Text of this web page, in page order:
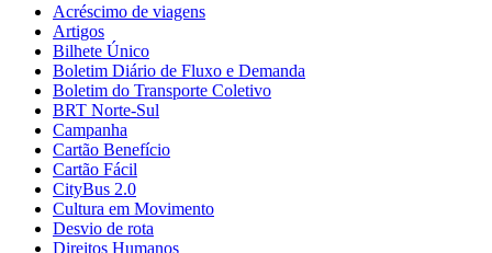
Acréscimo de viagens
Artigos
Bilhete Único
Boletim Diário de Fluxo e Demanda
Boletim do Transporte Coletivo
BRT Norte-Sul
Campanha
Cartão Benefício
Cartão Fácil
CityBus 2.0
Cultura em Movimento
Desvio de rota
Direitos Humanos